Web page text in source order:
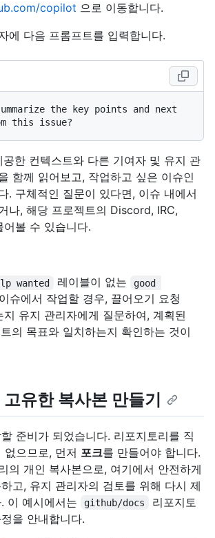
copilot 으로 이동합니다.
에 다음 프롬프트를 입력합니다.
the key points and next
한 컨텍스트와 다른 기여자 및 유지 관
함께 읽어보고, 작업하고 싶은 이슈인
. 구체적인 질문이 있다면, 이슈 내에서
나, 해당 프로젝트의 Discord, IRC,
볼 수 있습니다.
wanted 레이블이 없는
good
이슈에서 작업할 경우, 끌어오기 요청
지 유지 관리자에게 질문하여, 계획된
의 목표와 일치하는지 확인하는 것이
유한 복사본 만들기
준비가 되었습니다. 리포지토리를 직
없으므로, 먼저 포크를 만들어야 합니다.
의 개인 복사본으로, 여기에서 안전하게
고, 유지 관리자의 검토를 위해 다시 제
이 예시에서는
github/docs
리포지토
을 안내합니다.